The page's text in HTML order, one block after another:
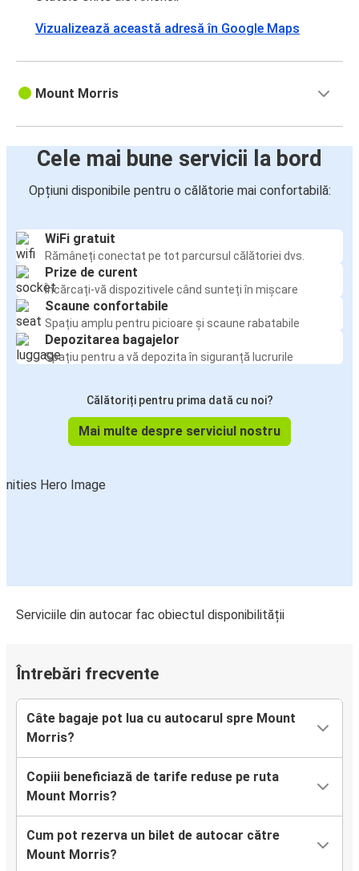
Vizualizează această adresă în Google Maps
Mount Morris
Cele mai bune servicii la bord
Opțiuni disponibile pentru o călătorie mai confortabilă:
WiFi gratuit
Rămâneți conectat pe tot parcursul călătoriei dvs.
Prize de curent
Încărcați-vă dispozitivele când sunteți în mișcare
Scaune confortabile
Spațiu amplu pentru picioare și scaune rabatabile
Depozitarea bagajelor
Spațiu pentru a vă depozita în siguranță lucrurile
Călătoriți pentru prima dată cu noi?
Mai multe despre serviciul nostru
Serviciile din autocar fac obiectul disponibilității
Întrebări frecvente
Câte bagaje pot lua cu autocarul spre Mount
Morris?
Copiii beneficiază de tarife reduse pe ruta
Mount Morris?
Cum pot rezerva un bilet de autocar către
Mount Morris?